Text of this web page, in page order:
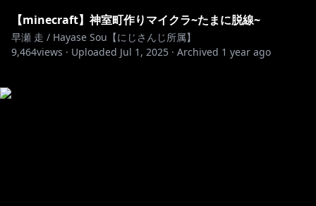
【minecraft】神室町作りマイクラ~たまに脱線~
早瀬 走 / Hayase Sou【にじさんじ所属】
9,464views · Uploaded Jul 1, 2025 · Archived 1 year ago